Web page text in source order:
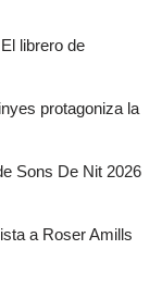
librero de
protagoniza la
Sons De Nit 2026
a Roser Amills